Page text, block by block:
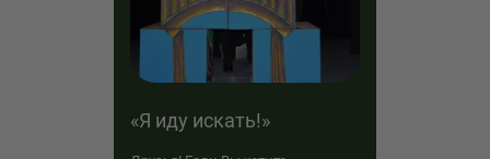
«Я иду искать!»